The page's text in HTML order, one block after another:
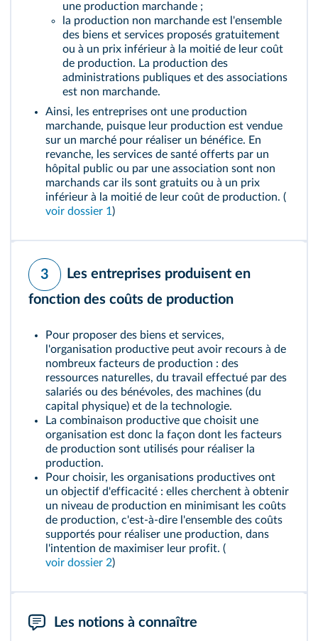
une production marchande ;
la production non marchande est l'ensemble
des biens et services proposés gratuitement
ou à un prix inférieur à la moitié de leur coût
de production. La production des
administrations publiques et des associations
est non marchande.
Ainsi, les entreprises ont une production
marchande, puisque leur production est vendue
sur un marché pour réaliser un bénéfice. En
revanche, les services de santé offerts par un
hôpital public ou par une association sont non
marchands car ils sont gratuits ou à un prix
inférieur à la moitié de leur coût de production. (
voir dossier 1)
3
Les entreprises produisent en
fonction des coûts de production
Pour proposer des biens et services,
l'organisation productive peut avoir recours à de
nombreux facteurs de production : des
ressources naturelles, du travail effectué par des
salariés ou des bénévoles, des machines (du
capital physique) et de la technologie.
La combinaison productive que choisit une
organisation est donc la façon dont les facteurs
de production sont utilisés pour réaliser la
production.
Pour choisir, les organisations productives ont
un objectif d'efficacité : elles cherchent à obtenir
un niveau de production en minimisant les coûts
de production, c'est-à-dire l'ensemble des coûts
supportés pour réaliser une production, dans
l'intention de maximiser leur profit. (
voir dossier 2)
Les notions à connaître